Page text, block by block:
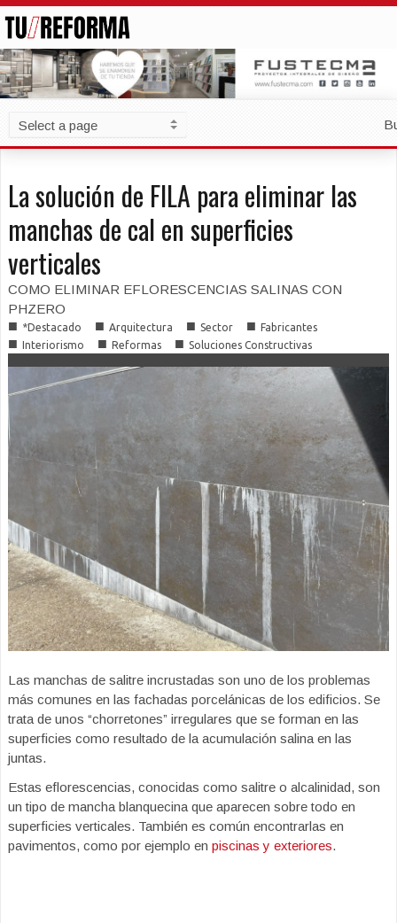
La solución de FILA para eliminar las
manchas de cal en superficies
verticales
COMO ELIMINAR EFLORESCENCIAS SALINAS CON
PHZERO
■ *Destacado ■ Arquitectura ■ Sector ■ Fabricantes
■ Interiorismo ■ Reformas ■ Soluciones Constructivas
Las manchas de salitre incrustadas son uno de los problemas
más comunes en las fachadas porcelánicas de los edificios. Se
trata de unos “chorretones” irregulares que se forman en las
superficies como resultado de la acumulación salina en las
juntas.
Estas eflorescencias, conocidas como salitre o alcalinidad, son
un tipo de mancha blanquecina que aparecen sobre todo en
superficies verticales. También es común encontrarlas en
pavimentos, como por ejemplo en piscinas y exteriores.